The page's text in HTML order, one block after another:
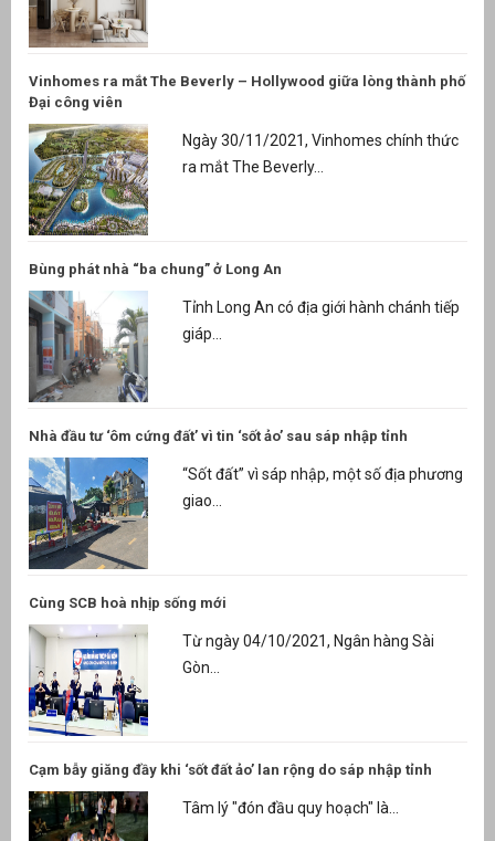
Vinhomes ra mắt The Beverly – Hollywood giữa lòng thành phố
Đại công viên
Ngày 30/11/2021, Vinhomes chính thức
ra mắt The Beverly...
Bùng phát nhà “ba chung” ở Long An
Tỉnh Long An có địa giới hành chánh tiếp
giáp...
Nhà đầu tư ‘ôm cứng đất’ vì tin ‘sốt ảo’ sau sáp nhập tỉnh
“Sốt đất” vì sáp nhập, một số địa phương
giao...
Cùng SCB hoà nhịp sống mới
Từ ngày 04/10/2021, Ngân hàng Sài
Gòn...
Cạm bẫy giăng đầy khi ‘sốt đất ảo’ lan rộng do sáp nhập tỉnh
Tâm lý "đón đầu quy hoạch" là...